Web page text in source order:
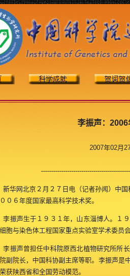
李振声：
2007年02月
华网北京２月２７日电（记者孙闻）中国
０６年度国家最高科学技术奖。
振声生于１９３１年，山东淄博人。１
胞与染色体工程国家重点实验室学术委员
振声曾担任中科院原西北植物研究所所
副院长，中国科协副主席等职。李振声是
获陕西省和全国劳动模范。